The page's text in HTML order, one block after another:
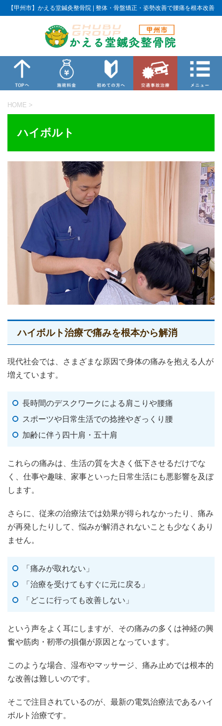
【甲州市】かえる堂鍼灸整骨院 | 整体・骨盤矯正・姿勢改善で腰痛を根本改善
HOME >
ハイボルト
ハイボルト治療で痛みを根本から解消
現代社会では、さまざまな原因で身体の痛みを抱える人が
増えています。
長時間のデスクワークによる肩こりや腰痛
スポーツや日常生活での捻挫やぎっくり腰
加齢に伴う四十肩・五十肩
これらの痛みは、生活の質を大きく低下させるだけでな
く、仕事や趣味、家事といった日常生活にも悪影響を及ぼ
します。
さらに、従来の治療法では効果が得られなかったり、痛み
が再発したりして、悩みが解消されないことも少なくあり
ません。
「痛みが取れない」
「治療を受けてもすぐに元に戻る」
「どこに行っても改善しない」
という声をよく耳にしますが、その痛みの多くは神経の興
奮や筋肉・靭帯の損傷が原因となっています。
このような場合、湿布やマッサージ、痛み止めでは根本的
な改善は難しいのです。
そこで注目されているのが、最新の電気治療法であるハイ
ボルト治療です。